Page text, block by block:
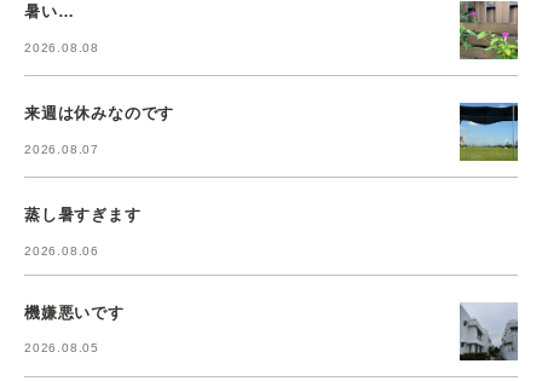
暑い…
2026.08.08
来週は休みなのです
2026.08.07
蒸し暑すぎます
2026.08.06
機嫌悪いです
2026.08.05